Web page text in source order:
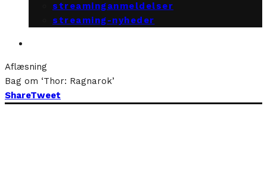
streaminganmeldelser
streaming-nyheder
Aflæsning
Bag om ‘Thor: Ragnarok’
ShareTweet